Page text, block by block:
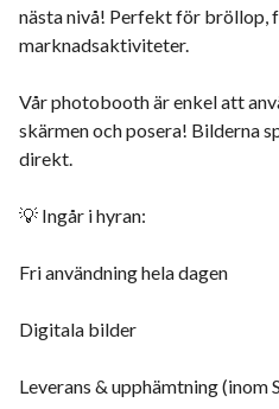
nästa nivå! Perfekt för bröllop,
marknadsaktiviteter.
Vår photobooth är enkel att
skärmen och posera! Bilderna
direkt.
💡 Ingår i hyran:
Fri användning hela dagen
Digitala bilder
Leverans & upphämtning (inom